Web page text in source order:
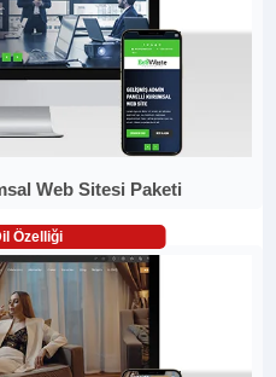
Web Sitesi Paketi
Özelliği